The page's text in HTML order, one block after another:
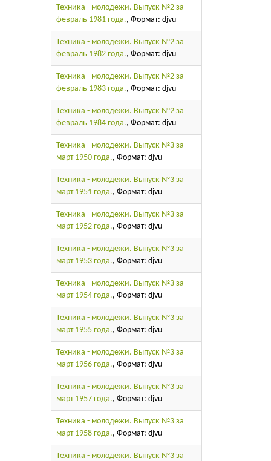
Техника - молодежи. Выпуск №2 за
февраль 1981 года., Формат: djvu
Техника - молодежи. Выпуск №2 за
февраль 1982 года., Формат: djvu
Техника - молодежи. Выпуск №2 за
февраль 1983 года., Формат: djvu
Техника - молодежи. Выпуск №2 за
февраль 1984 года., Формат: djvu
Техника - молодежи. Выпуск №3 за
март 1950 года., Формат: djvu
Техника - молодежи. Выпуск №3 за
март 1951 года., Формат: djvu
Техника - молодежи. Выпуск №3 за
март 1952 года., Формат: djvu
Техника - молодежи. Выпуск №3 за
март 1953 года., Формат: djvu
Техника - молодежи. Выпуск №3 за
март 1954 года., Формат: djvu
Техника - молодежи. Выпуск №3 за
март 1955 года., Формат: djvu
Техника - молодежи. Выпуск №3 за
март 1956 года., Формат: djvu
Техника - молодежи. Выпуск №3 за
март 1957 года., Формат: djvu
Техника - молодежи. Выпуск №3 за
март 1958 года., Формат: djvu
Техника - молодежи. Выпуск №3 за